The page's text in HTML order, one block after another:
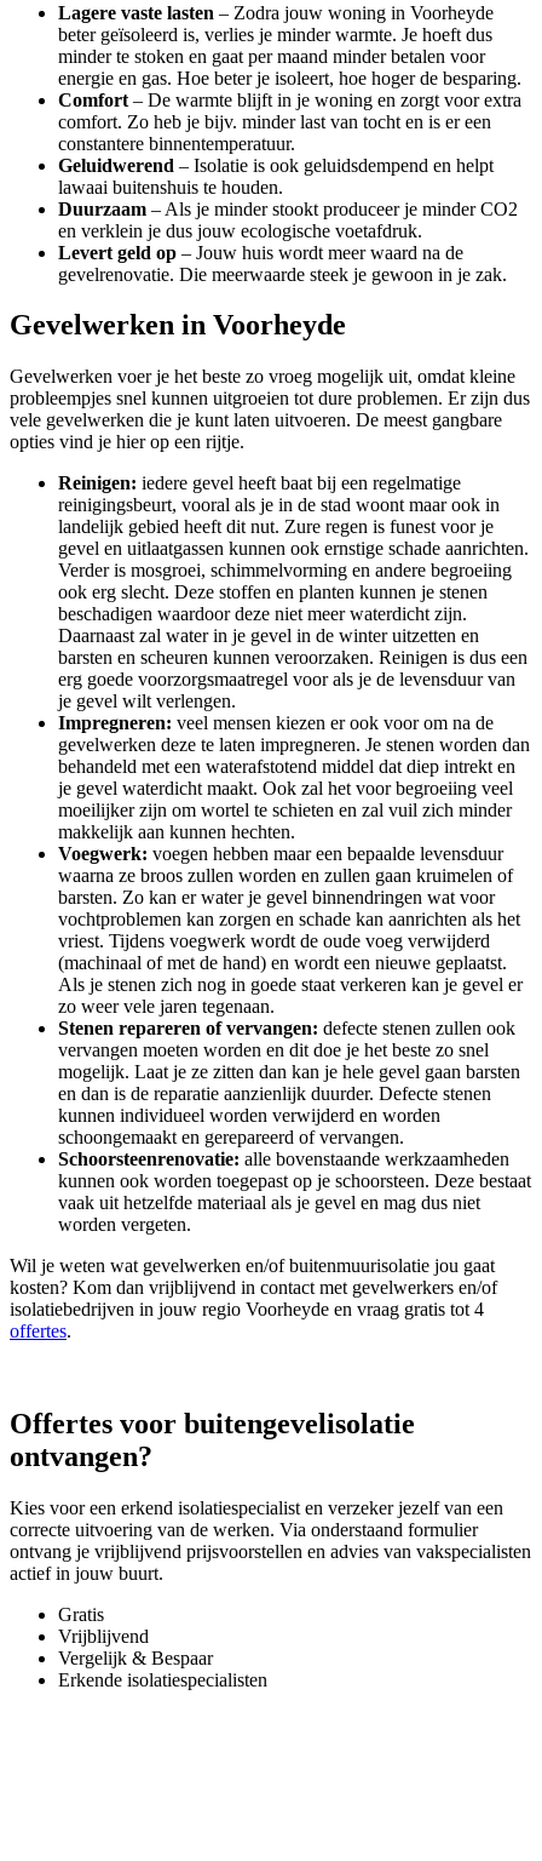
Lagere vaste lasten – Zodra jouw woning in Voorheyde
beter geïsoleerd is, verlies je minder warmte. Je hoeft dus
minder te stoken en gaat per maand minder betalen voor
energie en gas. Hoe beter je isoleert, hoe hoger de besparing.
Comfort – De warmte blijft in je woning en zorgt voor extra
comfort. Zo heb je bijv. minder last van tocht en is er een
constantere binnentemperatuur.
Geluidwerend – Isolatie is ook geluidsdempend en helpt
lawaai buitenshuis te houden.
Duurzaam – Als je minder stookt produceer je minder CO2
en verklein je dus jouw ecologische voetafdruk.
Levert geld op – Jouw huis wordt meer waard na de
gevelrenovatie. Die meerwaarde steek je gewoon in je zak.
Gevelwerken in Voorheyde
Gevelwerken voer je het beste zo vroeg mogelijk uit, omdat kleine
probleempjes snel kunnen uitgroeien tot dure problemen. Er zijn dus
vele gevelwerken die je kunt laten uitvoeren. De meest gangbare
opties vind je hier op een rijtje.
Reinigen: iedere gevel heeft baat bij een regelmatige
reinigingsbeurt, vooral als je in de stad woont maar ook in
landelijk gebied heeft dit nut. Zure regen is funest voor je
gevel en uitlaatgassen kunnen ook ernstige schade aanrichten.
Verder is mosgroei, schimmelvorming en andere begroeiing
ook erg slecht. Deze stoffen en planten kunnen je stenen
beschadigen waardoor deze niet meer waterdicht zijn.
Daarnaast zal water in je gevel in de winter uitzetten en
barsten en scheuren kunnen veroorzaken. Reinigen is dus een
erg goede voorzorgsmaatregel voor als je de levensduur van
je gevel wilt verlengen.
Impregneren: veel mensen kiezen er ook voor om na de
gevelwerken deze te laten impregneren. Je stenen worden dan
behandeld met een waterafstotend middel dat diep intrekt en
je gevel waterdicht maakt. Ook zal het voor begroeiing veel
moeilijker zijn om wortel te schieten en zal vuil zich minder
makkelijk aan kunnen hechten.
Voegwerk: voegen hebben maar een bepaalde levensduur
waarna ze broos zullen worden en zullen gaan kruimelen of
barsten. Zo kan er water je gevel binnendringen wat voor
vochtproblemen kan zorgen en schade kan aanrichten als het
vriest. Tijdens voegwerk wordt de oude voeg verwijderd
(machinaal of met de hand) en wordt een nieuwe geplaatst.
Als je stenen zich nog in goede staat verkeren kan je gevel er
zo weer vele jaren tegenaan.
Stenen repareren of vervangen: defecte stenen zullen ook
vervangen moeten worden en dit doe je het beste zo snel
mogelijk. Laat je ze zitten dan kan je hele gevel gaan barsten
en dan is de reparatie aanzienlijk duurder. Defecte stenen
kunnen individueel worden verwijderd en worden
schoongemaakt en gerepareerd of vervangen.
Schoorsteenrenovatie: alle bovenstaande werkzaamheden
kunnen ook worden toegepast op je schoorsteen. Deze bestaat
vaak uit hetzelfde materiaal als je gevel en mag dus niet
worden vergeten.
Wil je weten wat gevelwerken en/of buitenmuurisolatie jou gaat
kosten? Kom dan vrijblijvend in contact met gevelwerkers en/of
isolatiebedrijven in jouw regio Voorheyde en vraag gratis tot 4
offertes.
Offertes voor buitengevelisolatie
ontvangen?
Kies voor een erkend isolatiespecialist en verzeker jezelf van een
correcte uitvoering van de werken. Via onderstaand formulier
ontvang je vrijblijvend prijsvoorstellen en advies van vakspecialisten
actief in jouw buurt.
Gratis
Vrijblijvend
Vergelijk & Bespaar
Erkende isolatiespecialisten